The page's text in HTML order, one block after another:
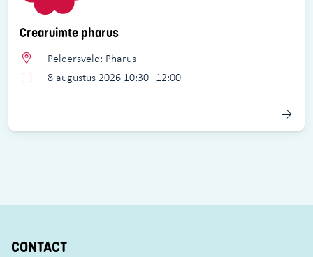
Crearuimte pharus
Peldersveld: Pharus
8 augustus 2026 10:30 - 12:00
CONTACT